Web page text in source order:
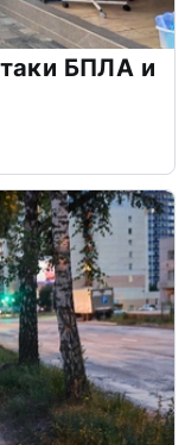
БПЛА и